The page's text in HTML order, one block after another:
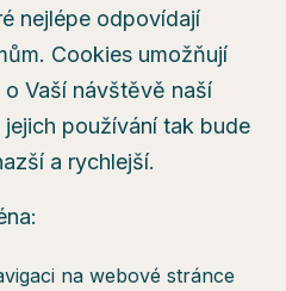
nejlépe odpovídají
Cookies umožňují
Vaší návštěvě naší
používání tak bude
a rychlejší.
na webové stránce